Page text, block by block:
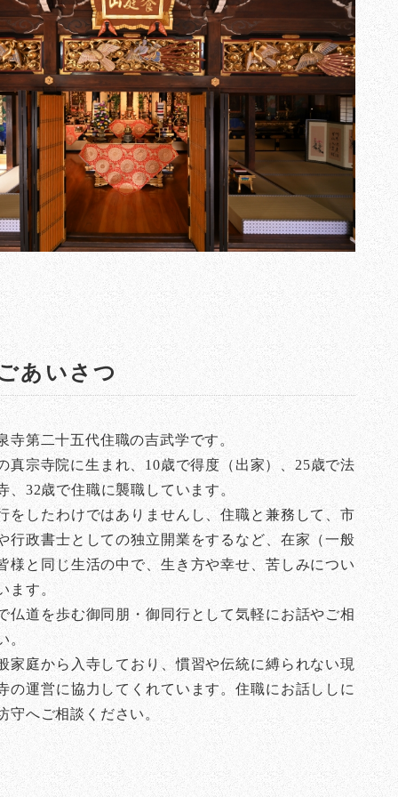
あいさつ
寺第二十五代住職の吉武学です。
真宗寺院に生まれ、10歳で得度（出家）、25歳で法
、32歳で住職に襲職しています。
をしたわけではありませんし、住職と兼務して、市
行政書士としての独立開業をするなど、在家（一般
様と同じ生活の中で、生き方や幸せ、苦しみについ
ます。
仏道を歩む御同朋・御同行として気軽にお話やご相
。
家庭から入寺しており、慣習や伝統に縛られない現
の運営に協力してくれています。住職にお話ししに
守へご相談ください。